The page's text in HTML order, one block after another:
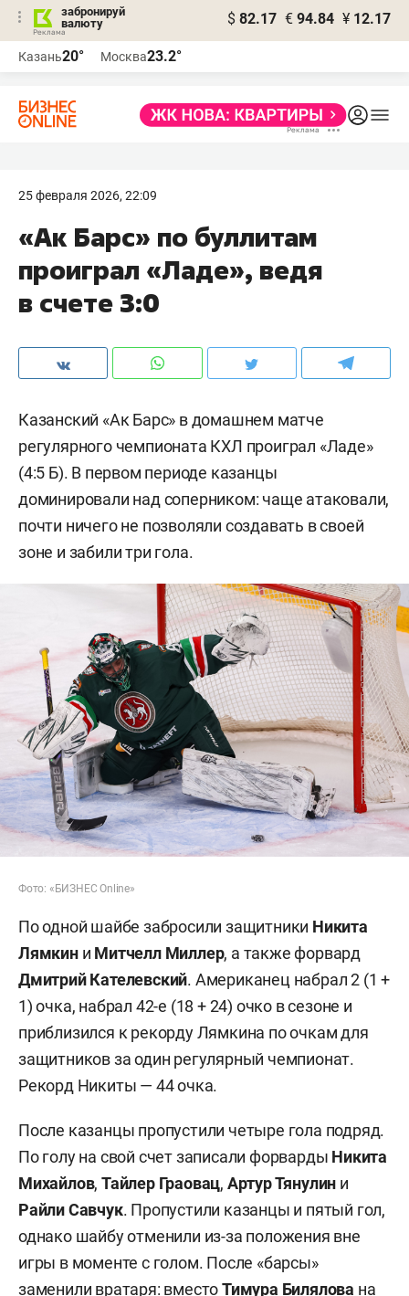
забронируй
валюту
$ 82.17 € 94.84 ¥ 12.17
Казань20° Москва23.2°
25 февраля 2026, 22:09
«Ак Барс» по буллитам
проиграл «Ладе», ведя
в счете 3:0
Казанский «Ак Барс» в домашнем матче
регулярного чемпионата КХЛ проиграл «Ладе»
(4:5 Б). В первом периоде казанцы
доминировали над соперником: чаще атаковали,
почти ничего не позволяли создавать в своей
зоне и забили три гола.
Фото: «БИЗНЕС Online»
По одной шайбе забросили защитники Никита
Лямкини Митчелл Миллер, а также форвард
Дмитрий Кателевский. Американец набрал 2 (1 +
1) очка, набрал 42-е (18 + 24) очко в сезоне и
приблизился к рекорду Лямкина по очкам для
защитников за один регулярный чемпионат.
Рекорд Никиты — 44 очка.
После казанцы пропустили четыре гола подряд.
По голу на свой счет записали форварды Никита
Михайлов,Тайлер Граовац, Артур Тянулин и
Райли Савчук. Пропустили казанцы и пятый гол,
однако шайбу отменили из-за положения вне
игры в моменте с голом. После «барсы»
заменили вратаря: вместоТимура Билялова на